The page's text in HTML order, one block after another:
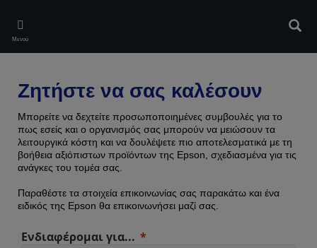
main
content
Μενού
Ζητήστε να σας καλέσουν
Μπορείτε να δεχτείτε προσωποποιημένες συμβουλές για το
πως εσείς και ο οργανισμός σας μπορούν να μειώσουν τα
λειτουργικά κόστη και να δουλέψετε πιο αποτελεσματικά με τη
βοήθεια αξιόπιστων προϊόντων της Epson, σχεδιασμένα για τις
ανάγκες του τομέα σας.
Παραθέστε τα στοιχεία επικοινωνίας σας παρακάτω και ένα
ειδικός της Epson θα επικοινωνήσει μαζί σας.
Ενδιαφέρομαι για...